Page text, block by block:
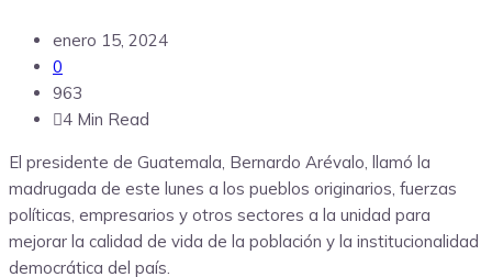
enero 15, 2024
0
963
4 Min Read
El presidente de Guatemala, Bernardo Arévalo, llamó la
madrugada de este lunes a los pueblos originarios, fuerzas
políticas, empresarios y otros sectores a la unidad para
mejorar la calidad de vida de la población y la institucionalidad
democrática del país.